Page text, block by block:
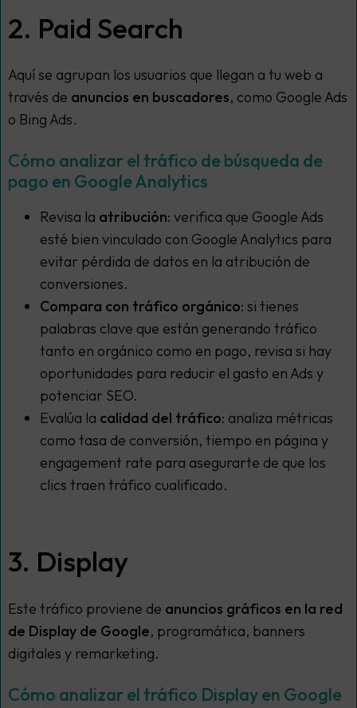
2. Paid Search
Aquí se agrupan los usuarios que llegan a tu web a
través de anuncios en buscadores, como Google Ads
o Bing Ads.
Cómo analizar el tráfico de búsqueda de
pago en Google Analytics
Revisa la atribución: verifica que Google Ads
esté bien vinculado con Google Analytics para
evitar pérdida de datos en la atribución de
conversiones.
Compara con tráfico orgánico: si tienes
palabras clave que están generando tráfico
tanto en orgánico como en pago, revisa si hay
oportunidades para reducir el gasto en Ads y
potenciar SEO.
Evalúa la calidad del tráfico: analiza métricas
como tasa de conversión, tiempo en página y
engagement rate para asegurarte de que los
clics traen tráfico cualificado.
3. Display
Este tráfico proviene de anuncios gráficos en la red
de Display de Google, programática, banners
digitales y remarketing.
Cómo analizar el tráfico Display en Google